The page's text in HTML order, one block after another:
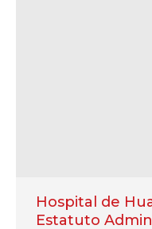
Hospital de
Estatuto